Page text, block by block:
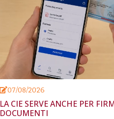
07/08/2026
LA CIE SERVE ANCHE PER
DOCUMENTI